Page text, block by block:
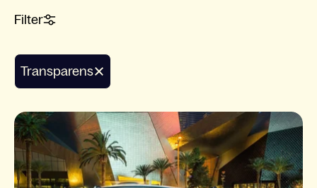
Filter
Transparens